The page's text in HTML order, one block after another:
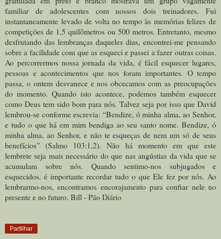
familiar de adolescentes com nossos dois treinadores. Fui
instantaneamente levado de volta no tempo às memórias felizes de
competições de 1,5 quilômetros ou 500 metros. Entretanto, mesmo
desfrutando das lembranças daqueles dias, encontrei-me pensando
sobre a facilidade com que as esqueci e passei a fazer outras coisas.
Ao percorrermos nossa jornada da vida, é fácil esquecer lugares,
pessoas e acontecimentos que nos foram importantes. O tempo
passa, o ontem desvanece e nos obcecamos com as preocupações
do momento. Quando isto acontece, podemos também esquecer
como Deus tem sido bom para nós. Talvez seja por isso que David
lembrou-se conforme escrevia: “Bendize, ó minha alma, ao Senhor,
e tudo o que há em mim bendiga ao seu santo nome. Bendize, ó
minha alma, ao Senhor, e não te esqueças de nem um só de seus
benefícios” (Salmo 103:1,2). Não há momento em que este
lembrete seja mais necessário do que nas angústias da vida que se
acumulam sobre nós. Quando sentimo-nos subjugados e
esquecidos, é importante recordar tudo o que Ele fez por nós. Ao
lembrarmo-nos, encontramos encorajamento para confiar nele no
presente e no futuro. Bill - Pão Diário
Partilhar